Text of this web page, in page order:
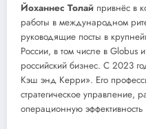
Йоханнес Толай привнёс в
работы в международном
руководящие посты в
России, в том числе в
российский бизнес. С 2023
Кэш энд Керри». Его
стратегическое управление,
операционную